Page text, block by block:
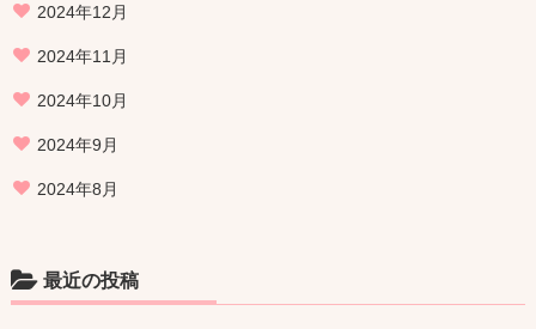
2024年12月
2024年11月
2024年10月
2024年9月
2024年8月
最近の投稿